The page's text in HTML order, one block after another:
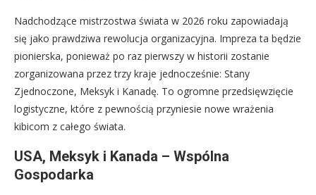
Nadchodzące mistrzostwa świata w 2026 roku zapowiadają
się jako prawdziwa rewolucja organizacyjna. Impreza ta będzie
pionierska, ponieważ po raz pierwszy w historii zostanie
zorganizowana przez trzy kraje jednocześnie: Stany
Zjednoczone, Meksyk i Kanadę. To ogromne przedsięwzięcie
logistyczne, które z pewnością przyniesie nowe wrażenia
kibicom z całego świata.
USA, Meksyk i Kanada – Wspólna
Gospodarka